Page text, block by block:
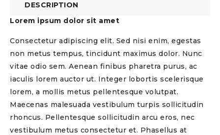
DESCRIPTION
Lorem ipsum dolor sit amet
Consectetur adipiscing elit. Sed nisi enim, egestas
non metus tempus, tincidunt maximus dolor. Nunc
vitae odio sem. Aenean finibus pharetra purus, ac
iaculis lorem auctor ut. Integer lobortis scelerisque
lorem, a mollis metus pellentesque volutpat.
Maecenas malesuada vestibulum turpis sollicitudin
rhoncus. Pellentesque sollicitudin arcu eros, nec
vestibulum metus consectetur et. Phasellus at